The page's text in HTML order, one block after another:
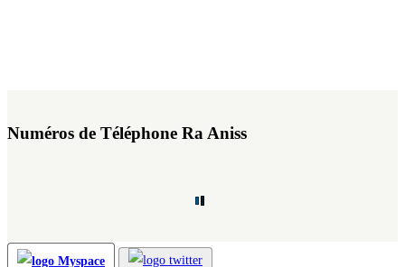
Numéros de Téléphone Ra Aniss